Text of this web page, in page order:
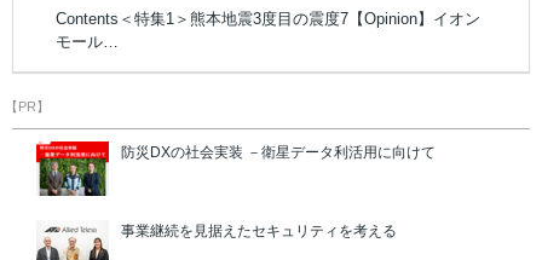
Contents＜特集1＞熊本地震3度目の震度7【Opinion】イオン
モール…
【PR】
防災DXの社会実装 －衛星データ利活用に向けて
事業継続を見据えたセキュリティを考える